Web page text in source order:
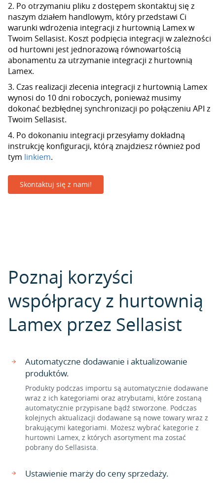
2. Po otrzymaniu pliku z dostępem skontaktuj się z
naszym działem handlowym, który przedstawi Ci
warunki wdrożenia integracji z hurtownią Lamex w
Twoim Sellasist. Koszt podpięcia integracji w zależności
od hurtowni jest jednorazową równowartością
abonamentu za utrzymanie integracji z hurtownią
Lamex.
3. Czas realizacji zlecenia integracji z hurtownią Lamex
wynosi do 10 dni roboczych, ponieważ musimy
dokonać bezbłędnej synchronizacji po połączeniu API z
Twoim Sellasist.
4. Po dokonaniu integracji przesyłamy dokładną
instrukcję konfiguracji, którą znajdziesz również pod
tym linkiem.
Skontaktuj się z nami!
Poznaj korzyści
współpracy z hurtownią
Lamex przez Sellasist
Automatyczne dodawanie i aktualizowanie
produktów.
Produkty podczas importu są automatycznie dodawane
wraz z ich kategoriami oraz atrybutami, które zostaną
automatycznie przypisane bądź stworzone. Podczas
kolejnych aktualizacji dodawane są nowe towary wraz z
brakującymi kategoriami. Możesz wybrać kategorie z
hurtowni Lamex, z których asortyment ma zostać
pobrany do Sellasista.
Ustawienie marży do ceny sprzedaży.